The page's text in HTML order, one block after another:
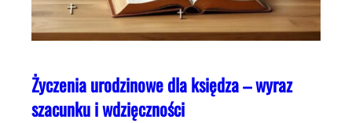
Życzenia urodzinowe dla księdza – wyraz
szacunku i wdzięczności